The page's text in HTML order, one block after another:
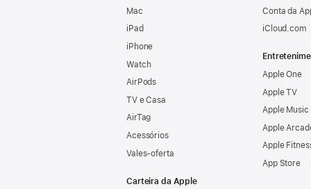
Mac
iPad
iPhone
Watch
AirPods
TV e Casa
AirTag
Acessórios
Vales‑oferta
Carteira da Apple
Conta da
iCloud.com
Apple One
Apple TV
Apple Music
Apple
Apple
App Store